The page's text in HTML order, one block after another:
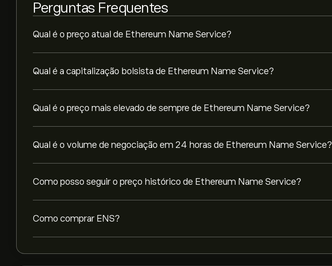
Perguntas Frequentes
Qual é o preço atual de Ethereum Name Service?
Qual é a capitalização bolsista de Ethereum Name Service?
Qual é o preço mais elevado de sempre de Ethereum Name Service?
Qual é o volume de negociação em 24 horas de Ethereum Name Service?
Como posso seguir o preço histórico de Ethereum Name Service?
Como comprar ENS?